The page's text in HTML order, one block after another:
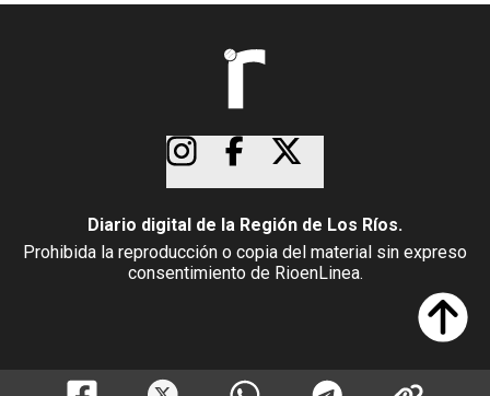
Diario digital de la Región de Los Ríos.
Prohibida la reproducción o copia del material sin expreso
consentimiento de RioenLinea.